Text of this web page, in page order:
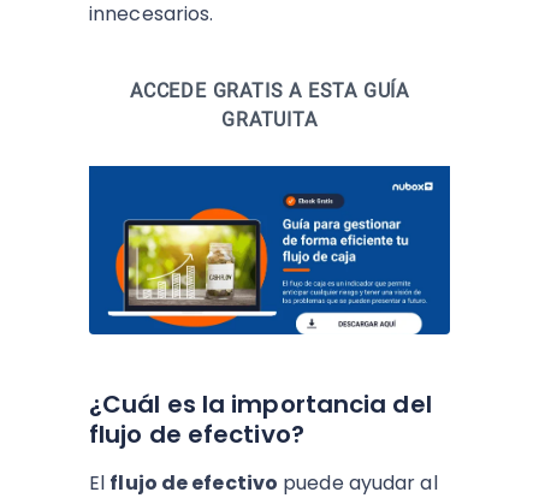
innecesarios.
ACCEDE GRATIS A ESTA GUÍA
GRATUITA
¿Cuál es la importancia del
flujo de efectivo?
El flujo de efectivo puede ayudar al